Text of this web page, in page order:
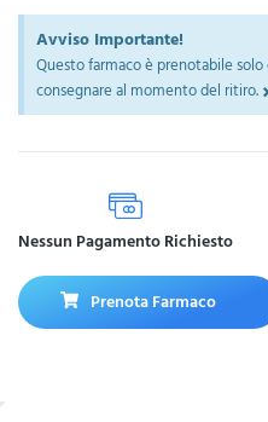
Avviso Importante!
Questo farmaco è prenotabile
consegnare al momento del ritiro.
Nessun Pagamento Richiesto
Prenota Farmaco